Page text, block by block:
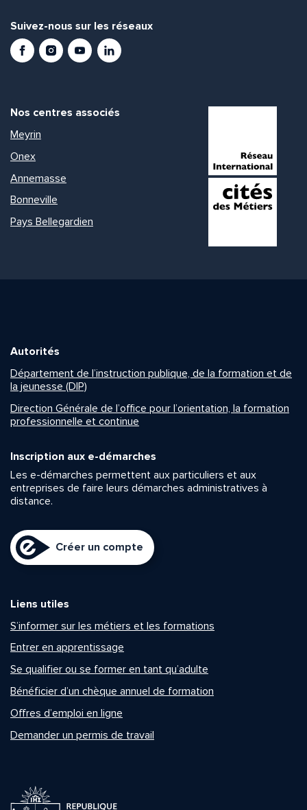
Suivez-nous sur les réseaux
FacebookInstagramYoutubeLinkedIn
Nos centres associés
Meyrin
Onex
Annemasse
Bonneville
Pays Bellegardien
Autorités
Département de l’instruction publique, de la formation et de
la jeunesse (DIP)
Direction Générale de l’office pour l’orientation, la formation
professionnelle et continue
Inscription aux e-démarches
Les e-démarches permettent aux particuliers et aux
entreprises de faire leurs démarches administratives à
distance.
Créer un compte
Liens utiles
S’informer sur les métiers et les formations
Entrer en apprentissage
Se qualifier ou se former en tant qu’adulte
Bénéficier d’un chèque annuel de formation
Offres d’emploi en ligne
Demander un permis de travail